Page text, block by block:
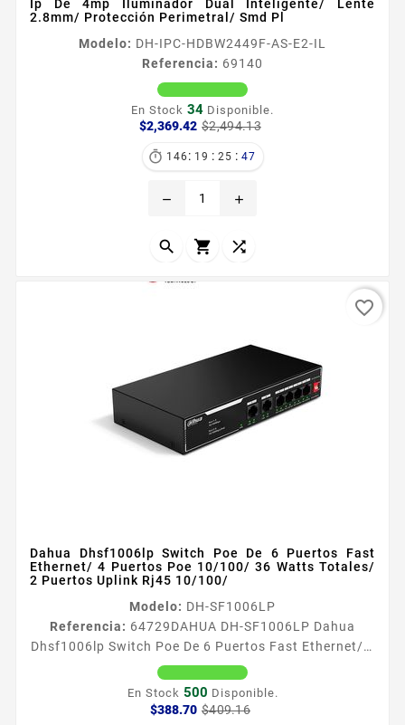
Ip De 4mp Iluminador Dual Inteligente/ Lente
2.8mm/ Protección Perimetral/ Smd Pl
Modelo: DH-IPC-HDBW2449F-AS-E2-IL
Referencia: 69140
En Stock 34 Disponible.
$2,369.42 $2,494.13
 146 : 19 : 25 : 46
remove add
  
Dahua Dhsf1006lp Switch Poe De 6 Puertos Fast
Ethernet/ 4 Puertos Poe 10/100/ 36 Watts Totales/
2 Puertos Uplink Rj45 10/100/
Modelo: DH-SF1006LP
Referencia: 64729DAHUA DH-SF1006LP Dahua
Dhsf1006lp Switch Poe De 6 Puertos Fast Ethernet/ 4
Puertos Poe 10/100/ 36 Watts Totales/ 2 Puertos
Uplink Rj45 10/100/ Información General El DAHUA
DHSF1006LP es un switch compacto disenado para
En Stock 500 Disponible.
$388.70 $409.16
favorite_border